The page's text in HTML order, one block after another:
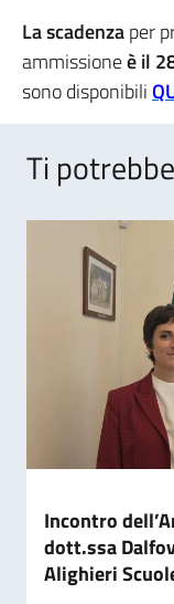
La scadenzaper
ammissioneè il
sono disponibili
Ti
Incontro
dott.ssa
Alighieri